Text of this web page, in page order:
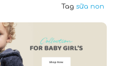
Tag sữa non